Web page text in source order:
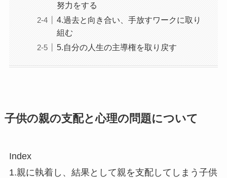
努力をする
4.過去と向き合い、手放すワークに取り
組む
5.自分の人生の主導権を取り戻す
子供の親の支配と心理の問題について
Index
1.親に執着し、結果として親を支配してしまう子供